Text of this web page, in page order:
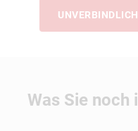
Was Sie noch